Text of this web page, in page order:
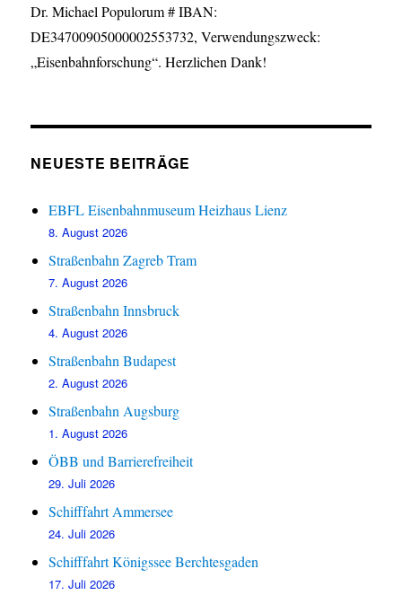
Dr. Michael Populorum # IBAN:
DE34700905000002553732, Verwendungszweck:
„Eisenbahnforschung“. Herzlichen Dank!
NEUESTE BEITRÄGE
EBFL Eisenbahnmuseum Heizhaus Lienz
8. August 2026
Straßenbahn Zagreb Tram
7. August 2026
Straßenbahn Innsbruck
4. August 2026
Straßenbahn Budapest
2. August 2026
Straßenbahn Augsburg
1. August 2026
ÖBB und Barrierefreiheit
29. Juli 2026
Schifffahrt Ammersee
24. Juli 2026
Schifffahrt Königssee Berchtesgaden
17. Juli 2026